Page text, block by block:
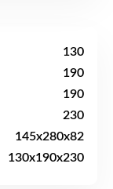
130
190
190
230
145x280x82
130x190x230